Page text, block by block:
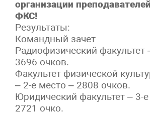
организации
ФКС!
Результаты:
Командный зачет
Радиофизический факультет
3696 очков.
Факультет физической
– 2-е место – 2808 очков.
Юридический факультет – 3-
2721 очко.